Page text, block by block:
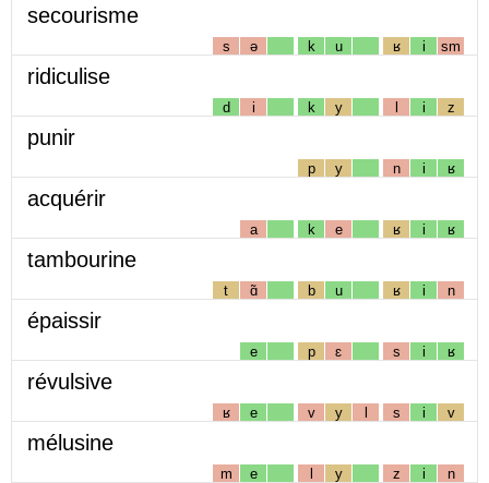
secourisme
s ə k u ʁ i sm
ridiculise
d i k y l i z
punir
p y n i ʁ
acquérir
a k e ʁ i ʁ
tambourine
t ɑ̃ b u ʁ i n
épaissir
e p ɛ s i ʁ
révulsive
ʁ e v y l s i v
mélusine
m e l y z i n